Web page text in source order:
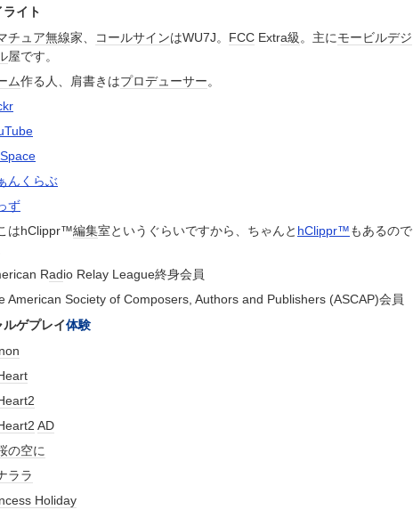
ライト
チュア無線家、 コールサインはWU7J。 FCC Extra級。主にモービルデジ
屋です。
ム作る人、肩書きはプロデューサー。
んくらぶ
ず
はhClippr™編集室というぐらいですから、ちゃんと hClippr™もあるので
Radio Relay League終身会員
American Society of Composers, Authors and Publishers (ASCAP)会員
ルゲプレイ体験
AD
の空に
ララ
Holiday